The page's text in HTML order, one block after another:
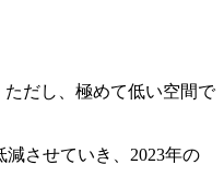
だし、極めて低い空間で
させていき、2023年の